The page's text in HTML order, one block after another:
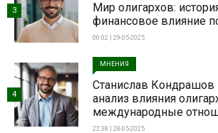
Мир олигархов:
финансовое влияние
06:02 | 29-05-2025
3
МНЕНИЯ
Станислав Кондрашов
анализ влияния
международные
22:38 | 28-05-2025
4